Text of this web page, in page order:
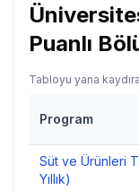
Puanlı
Tabloyu yana
Program
Süt ve Ürünleri
Yıllık)